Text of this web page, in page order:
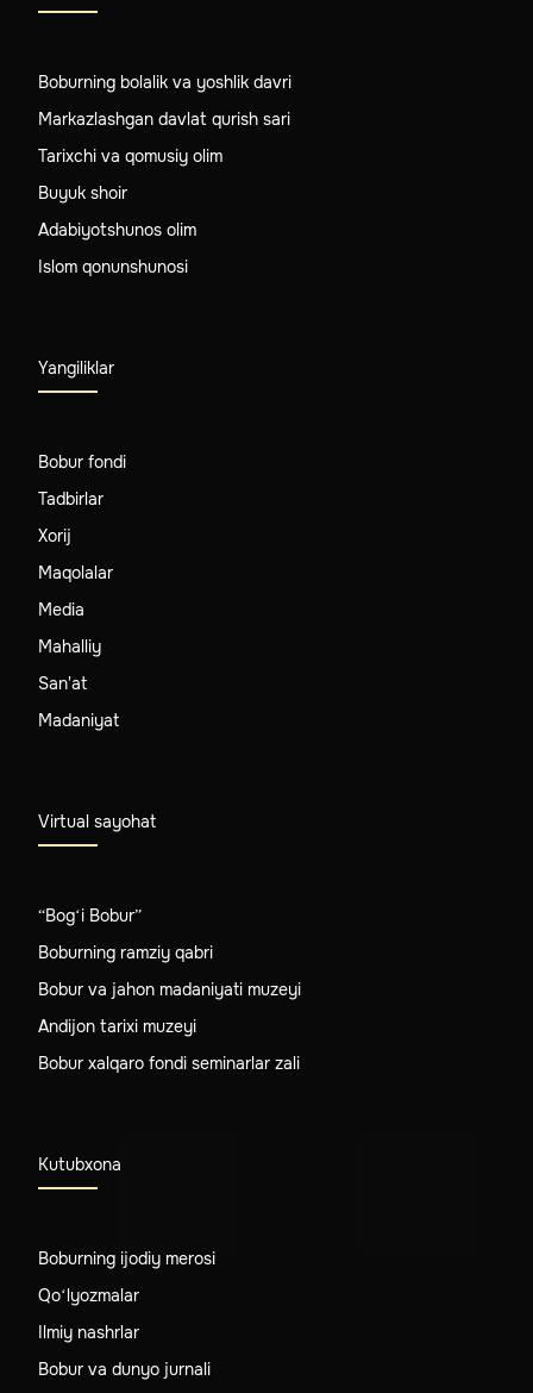
Boburning bolalik va yoshlik davri
Markazlashgan davlat qurish sari
Tarixchi va qomusiy olim
Buyuk shoir
Adabiyotshunos olim
Islom qonunshunosi
Yangiliklar
Bobur fondi
Tadbirlar
Xorij
Maqolalar
Media
Mahalliy
San'at
Madaniyat
Virtual sayohat
“Bog‘i Bobur”
Boburning ramziy qabri
Bobur va jahon madaniyati muzeyi
Andijon tarixi muzeyi
Bobur xalqaro fondi seminarlar zali
Kutubxona
Boburning ijodiy merosi
Qo‘lyozmalar
Ilmiy nashrlar
Bobur va dunyo jurnali